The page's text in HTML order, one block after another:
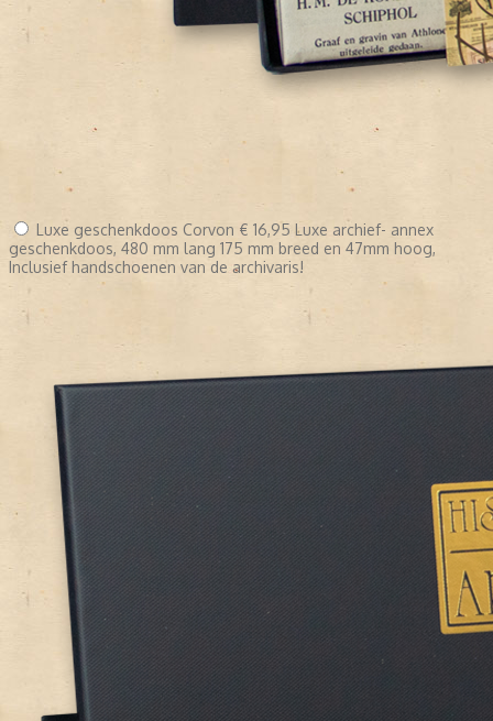
Luxe geschenkdoos Corvon € 16,95 Luxe archief- annex
geschenkdoos, 480 mm lang 175 mm breed en 47mm hoog,
Inclusief handschoenen van de archivaris!